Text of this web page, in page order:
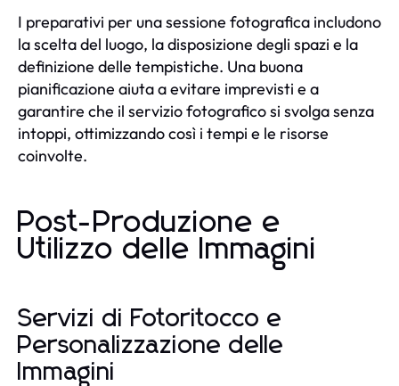
I preparativi per una sessione fotografica includono
la scelta del luogo, la disposizione degli spazi e la
definizione delle tempistiche. Una buona
pianificazione aiuta a evitare imprevisti e a
garantire che il servizio fotografico si svolga senza
intoppi, ottimizzando così i tempi e le risorse
coinvolte.
Post-Produzione e
Utilizzo delle Immagini
Servizi di Fotoritocco e
Personalizzazione delle
Immagini